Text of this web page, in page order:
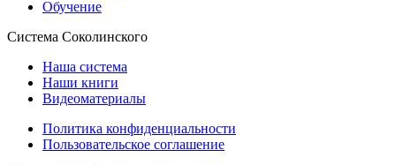
Обучение
Система Соколинского
Наша система
Наши книги
Видеоматериалы
Политика конфиденциальности
Пользовательское соглашение